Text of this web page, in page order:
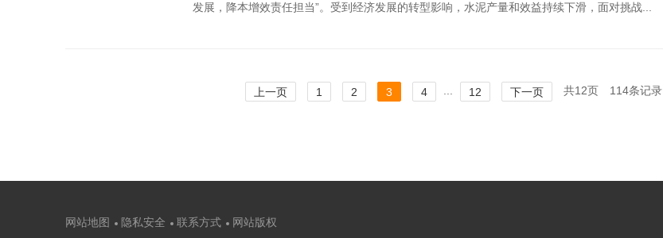
发展，降本增效责任担当”。受到经济发展的转型影响，水泥产量和效益持续下滑，面对挑战...
上一页 1 2 3 4 12 下一页 共12页 114条记录
网站地图 隐私安全 联系方式 网站版权